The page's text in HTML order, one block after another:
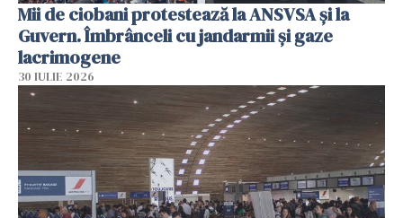
Mii de ciobani protestează la ANSVSA și la
Guvern. Îmbrânceli cu jandarmii și gaze
lacrimogene
30 IULIE 2026